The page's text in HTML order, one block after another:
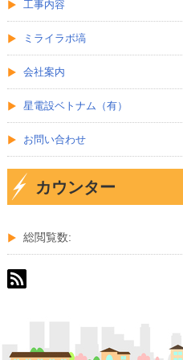
工事内容
ミライラボ塙
会社案内
星電設ベトナム（有）
お問い合わせ
カウンター
総閲覧数: